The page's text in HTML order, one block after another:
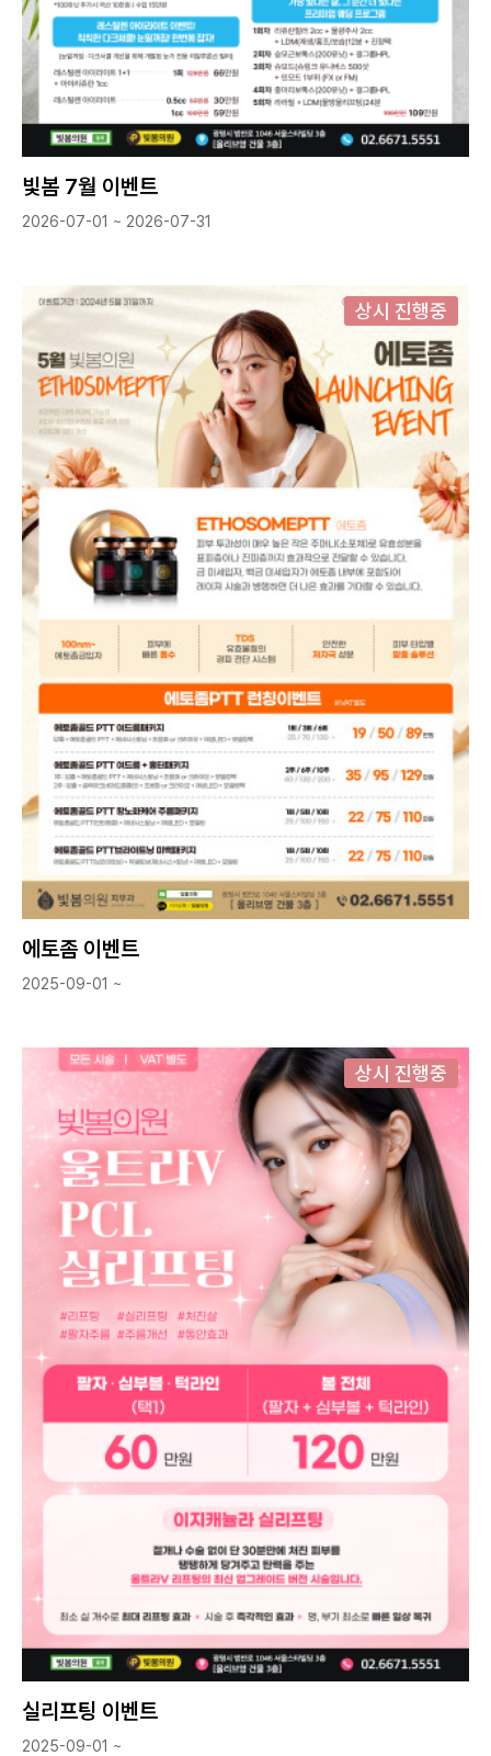
빛봄 7월 이벤트
2026-07-01 ~ 2026-07-31
상시 진행중
에토좀 이벤트
2025-09-01 ~
상시 진행중
실리프팅 이벤트
2025-09-01 ~